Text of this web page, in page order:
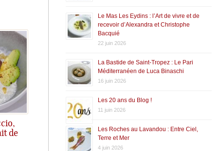
de
son effet!
Le Mas Les Eydins : l’Art de vivre et de
recevoir d’Alexandra et Christophe
Bacquié
22 juin 2026
La Bastide de Saint-Tropez : Le Pari
Méditerranéen de Luca Binaschi
16 juin 2026
Les 20 ans du Blog !
11 juin 2026
Les Roches au Lavandou : Entre Ciel,
Terre et Mer
4 juin 2026